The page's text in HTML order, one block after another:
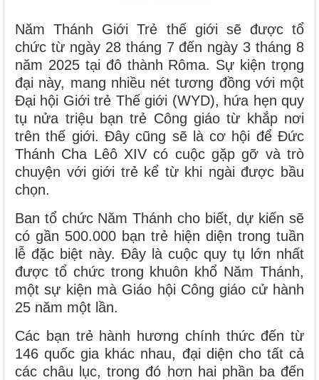
Năm Thánh Giới Trẻ thế giới sẽ được tổ
chức từ ngày 28 tháng 7 đến ngày 3 tháng 8
năm 2025 tại đô thành Rôma. Sự kiện trọng
đại này, mang nhiều nét tương đồng với một
Đại hội Giới trẻ Thế giới (WYD), hứa hẹn quy
tụ nửa triệu bạn trẻ Công giáo từ khắp nơi
trên thế giới. Đây cũng sẽ là cơ hội để Đức
Thánh Cha Lêô XIV có cuộc gặp gỡ và trò
chuyện với giới trẻ kể từ khi ngài được bầu
chọn.
Ban tổ chức Năm Thánh cho biết, dự kiến sẽ
có gần 500.000 bạn trẻ hiện diện trong tuần
lễ đặc biệt này. Đây là cuộc quy tụ lớn nhất
được tổ chức trong khuôn khổ Năm Thánh,
một sự kiện mà Giáo hội Công giáo cử hành
25 năm một lần.
Các bạn trẻ hành hương chính thức đến từ
146 quốc gia khác nhau, đại diện cho tất cả
các châu lục, trong đó hơn hai phần ba đến